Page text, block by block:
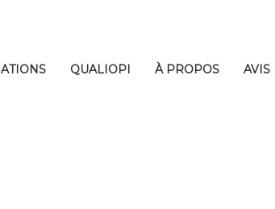
QUALIOPI À PROPOS AVIS